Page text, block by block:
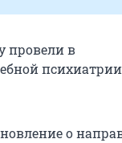
провели в
о